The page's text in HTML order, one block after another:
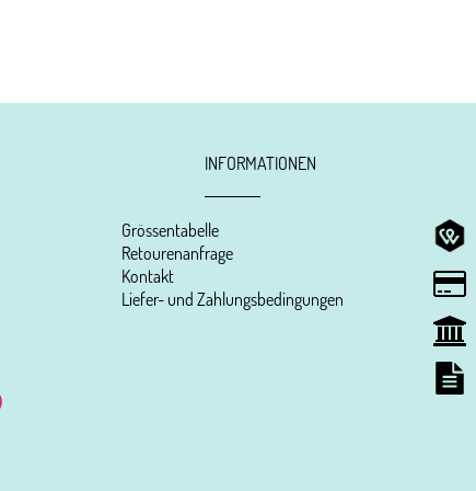
INFORMATIONEN
Grössentabelle
Retourenanfrage
Kontakt
Liefer- und Zahlungsbedingungen